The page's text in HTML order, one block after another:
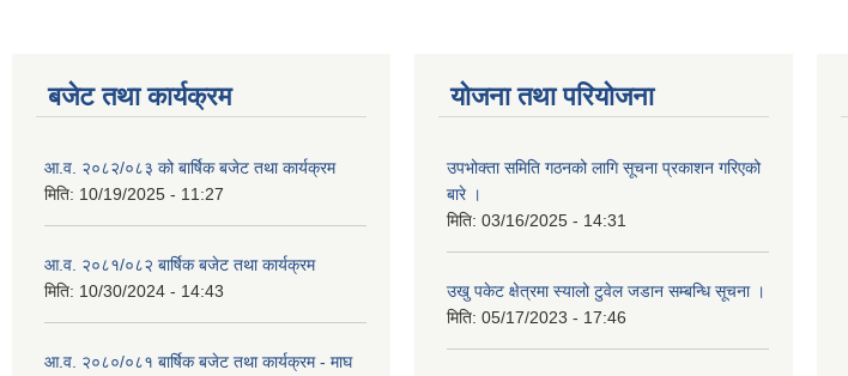
बजेट तथा कार्यक्रम
आ.व. २०८२/०८३ को बार्षिक बजेट तथा कार्यक्रम
मिति: 10/19/2025 - 11:27
आ.व. २०८१/०८२ बार्षिक बजेट तथा कार्यक्रम
मिति: 10/30/2024 - 14:43
आ.व. २०८०/०८१ बार्षिक बजेट तथा कार्यक्रम - माघ
योजना तथा परियोजना
उपभोक्ता समिति गठनको लागि सूचना प्रकाशन गरिएको
बारे ।
मिति: 03/16/2025 - 14:31
उखु पकेट क्षेत्रमा स्यालो टुवेल जडान सम्बन्धि सूचना ।
मिति: 05/17/2023 - 17:46